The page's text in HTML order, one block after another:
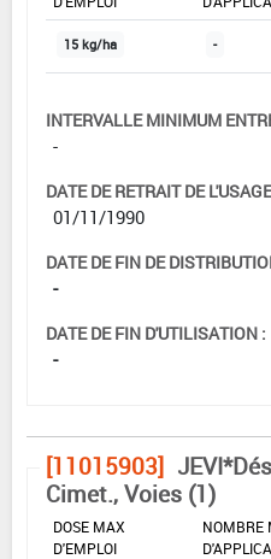
15 kg/ha -
INTERVALLE MINIMUM
-
DATE DE RETRAIT DE
01/11/1990
DATE DE FIN DE
-
DATE DE FIN D'UTILISATION :
-
[11015903]
Cimet., Voies (1)
DOSE MAX
D'EMPLOI
NOMBRE